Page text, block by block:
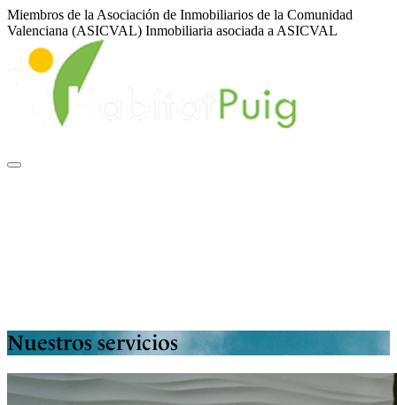
Miembros de la Asociación de Inmobiliarios de la Comunidad
Valenciana (ASICVAL) Inmobiliaria asociada a ASICVAL
Nuestros servicios